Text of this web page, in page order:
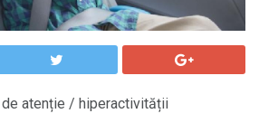
atenție / hiperactivității